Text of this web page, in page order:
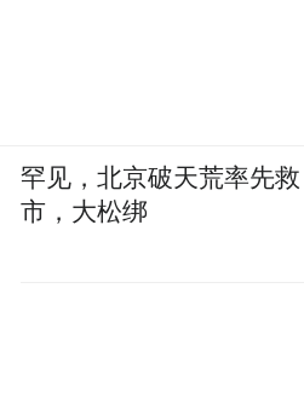
罕见，北京破天荒率先救
市，大松绑